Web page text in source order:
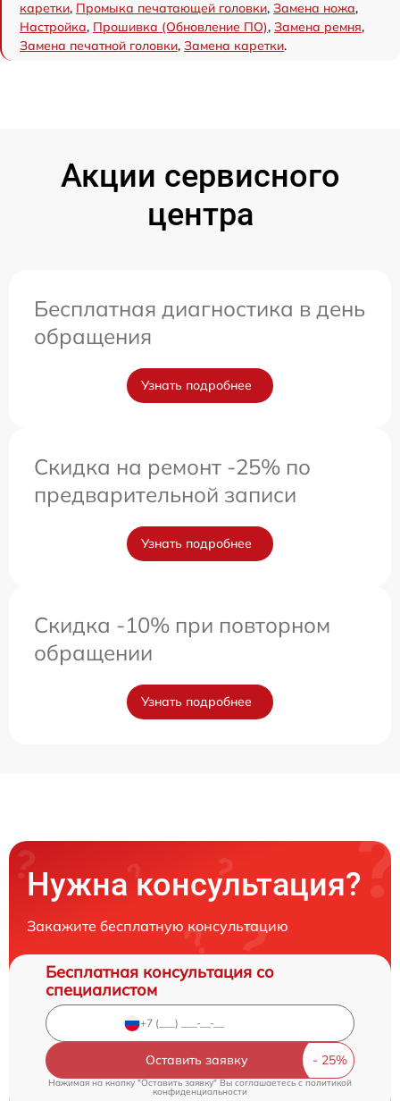
каретки, Промыка печатающей головки, Замена ножа,
Настройка, Прошивка (Обновление ПО), Замена ремня,
Замена печатной головки, Замена каретки.
Акции сервисного
центра
Бесплатная диагностика в день
обращения
Узнать подробнее
Скидка на ремонт -25% по
предварительной записи
Узнать подробнее
Скидка -10% при повторном
обращении
Узнать подробнее
Нужна консультация?
Закажите бесплатную консультацию
Бесплатная консультация со
специалистом
Оставить заявку
Нажимая на кнопку "Оставить заявку" Вы соглашаетесь cполитикой
конфиденциальности